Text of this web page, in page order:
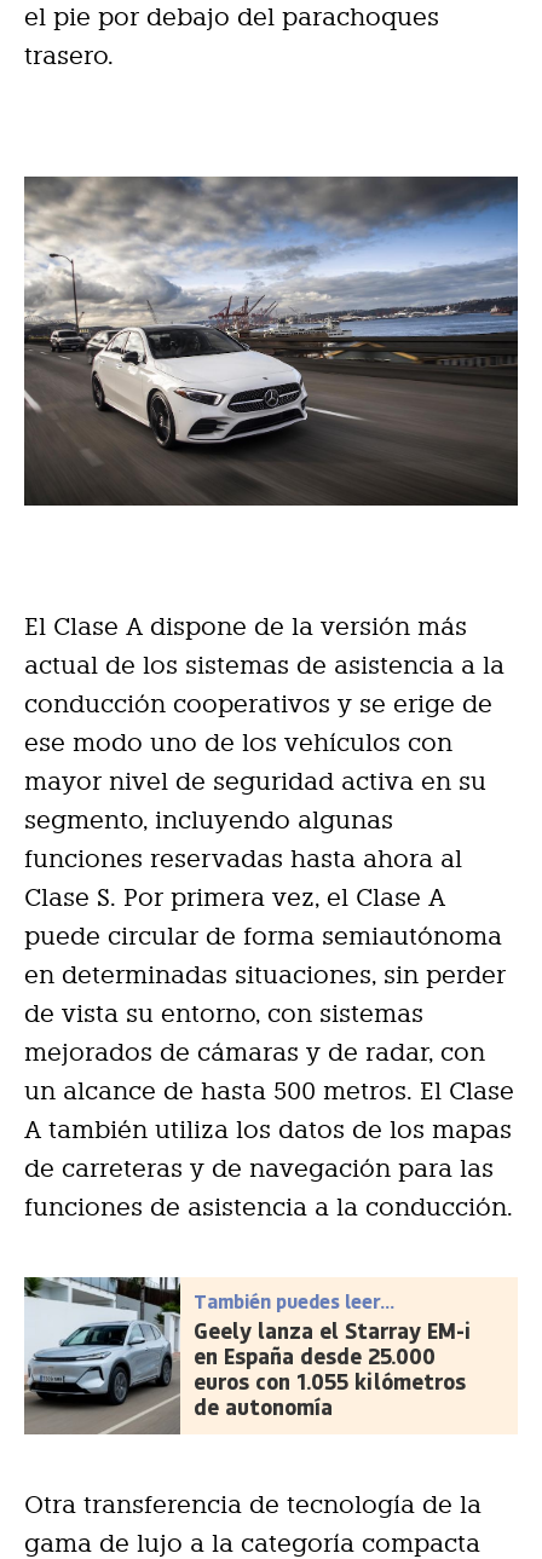
el pie por debajo del parachoques
trasero.
El Clase A dispone de la versión más
actual de los sistemas de asistencia a la
conducción cooperativos y se erige de
ese modo uno de los vehículos con
mayor nivel de seguridad activa en su
segmento, incluyendo algunas
funciones reservadas hasta ahora al
Clase S. Por primera vez, el Clase A
puede circular de forma semiautónoma
en determinadas situaciones, sin perder
de vista su entorno, con sistemas
mejorados de cámaras y de radar, con
un alcance de hasta 500 metros. El Clase
A también utiliza los datos de los mapas
de carreteras y de navegación para las
funciones de asistencia a la conducción.
También puedes leer...
Geely lanza el Starray EM-i
en España desde 25.000
euros con 1.055 kilómetros
de autonomía
Otra transferencia de tecnología de la
gama de lujo a la categoría compacta